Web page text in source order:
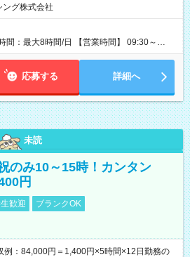
ング株式会社
間/日 【営業時間】 09:30～
業務特性お 応募する 詳細へ
未読
のみ10～15時！カンタン
円
歓迎
ブランクOK
例：84,000円＝1,400円×5時間×12日勤務の